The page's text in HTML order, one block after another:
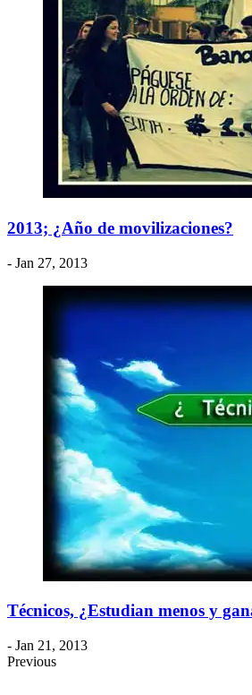
2013; ¿Año de movilizaciones?
- Jan 27, 2013
Técnicos, ¿Estudian menos y
- Jan 21, 2013
Previous